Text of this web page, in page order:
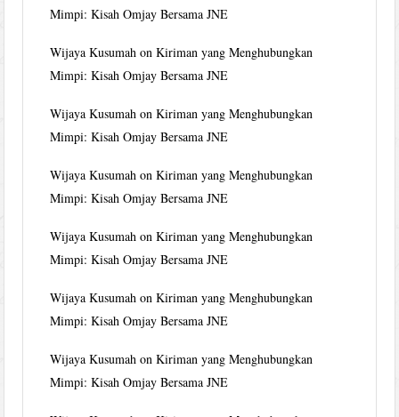
Mimpi: Kisah Omjay Bersama JNE
Wijaya Kusumah onKiriman yang Menghubungkan
Mimpi: Kisah Omjay Bersama JNE
Wijaya Kusumah onKiriman yang Menghubungkan
Mimpi: Kisah Omjay Bersama JNE
Wijaya Kusumah onKiriman yang Menghubungkan
Mimpi: Kisah Omjay Bersama JNE
Wijaya Kusumah onKiriman yang Menghubungkan
Mimpi: Kisah Omjay Bersama JNE
Wijaya Kusumah onKiriman yang Menghubungkan
Mimpi: Kisah Omjay Bersama JNE
Wijaya Kusumah onKiriman yang Menghubungkan
Mimpi: Kisah Omjay Bersama JNE